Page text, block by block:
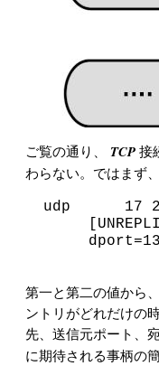
ご覧の通り、 TCP 接
わらない。ではまず
udp      17
第一と第二の値から
ントリがどれだけの
先、送信元ポート、
に期待される事柄の